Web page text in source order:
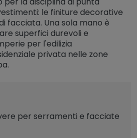
le finiture decorative
facciata. Una sola mano è
superfici durevoli e
per l'edilizia
privata nelle zone
per serramenti e facciate